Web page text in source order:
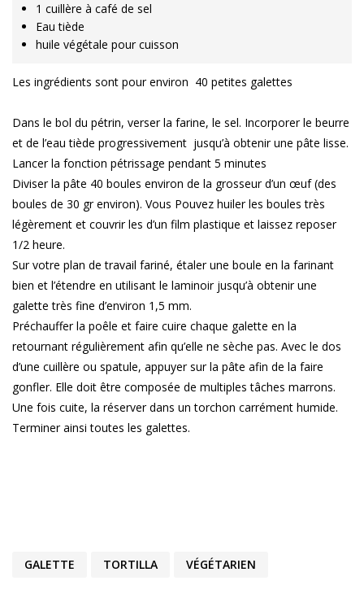
1 cuillère à café de sel
Eau tiède
huile végétale pour cuisson
Les ingrédients sont pour environ 40 petites galettes
Dans le bol du pétrin, verser la farine, le sel. Incorporer le beurre
et de l’eau tiède progressivement jusqu’à obtenir une pâte lisse.
Lancer la fonction pétrissage pendant 5 minutes
Diviser la pâte 40 boules environ de la grosseur d’un œuf (des
boules de 30 gr environ). Vous Pouvez huiler les boules très
légèrement et couvrir les d’un film plastique et laissez reposer
1/2 heure.
Sur votre plan de travail fariné, étaler une boule en la farinant
bien et l’étendre en utilisant le laminoir jusqu’à obtenir une
galette très fine d’environ 1,5 mm.
Préchauffer la poêle et faire cuire chaque galette en la
retournant régulièrement afin qu’elle ne sèche pas. Avec le dos
d’une cuillère ou spatule, appuyer sur la pâte afin de la faire
gonfler. Elle doit être composée de multiples tâches marrons.
Une fois cuite, la réserver dans un torchon carrément humide.
Terminer ainsi toutes les galettes.
GALETTE TORTILLA VÉGÉTARIEN